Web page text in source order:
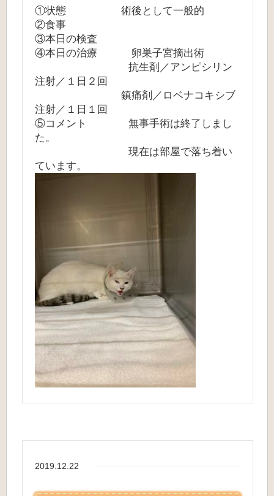
①状態 術後として一般的
②食事
③本日の検査
④本日の治療 卵巣子宮摘出術
抗生剤／アンピシリン
注射／１日２回
鎮痛剤／ロベナコキシブ
注射／１日１回
⑤コメント 無事手術は終了しまし
た。
現在は部屋で落ち着い
ています。
2019.12.22